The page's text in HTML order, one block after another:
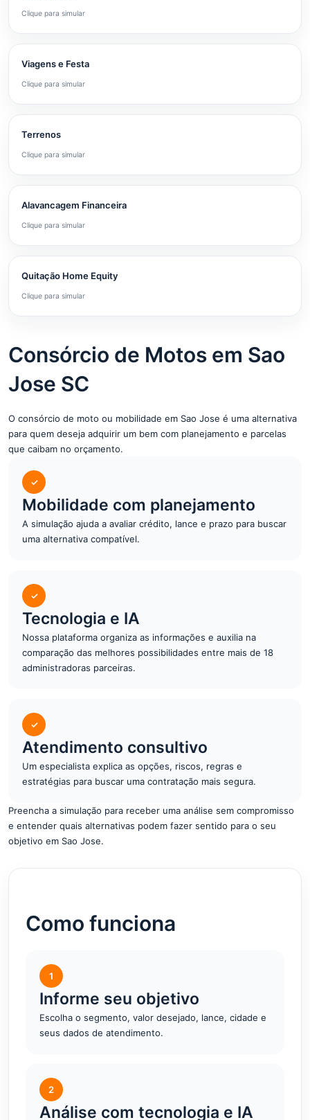
Clique para simular
Viagens e Festa
Clique para simular
Terrenos
Clique para simular
Alavancagem Financeira
Clique para simular
Quitação Home Equity
Clique para simular
Consórcio de Motos em Sao
Jose SC
O consórcio de moto ou mobilidade em Sao Jose é uma alternativa
para quem deseja adquirir um bem com planejamento e parcelas
que caibam no orçamento.
✓
Mobilidade com planejamento
A simulação ajuda a avaliar crédito, lance e prazo para buscar
uma alternativa compatível.
✓
Tecnologia e IA
Nossa plataforma organiza as informações e auxilia na
comparação das melhores possibilidades entre mais de 18
administradoras parceiras.
✓
Atendimento consultivo
Um especialista explica as opções, riscos, regras e
estratégias para buscar uma contratação mais segura.
Preencha a simulação para receber uma análise sem compromisso
e entender quais alternativas podem fazer sentido para o seu
objetivo em Sao Jose.
Como funciona
1
Informe seu objetivo
Escolha o segmento, valor desejado, lance, cidade e
seus dados de atendimento.
2
Análise com tecnologia e IA